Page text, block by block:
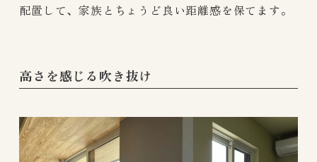
配置して、家族とちょうど良い距離感を保てます。
高さを感じる吹き抜け